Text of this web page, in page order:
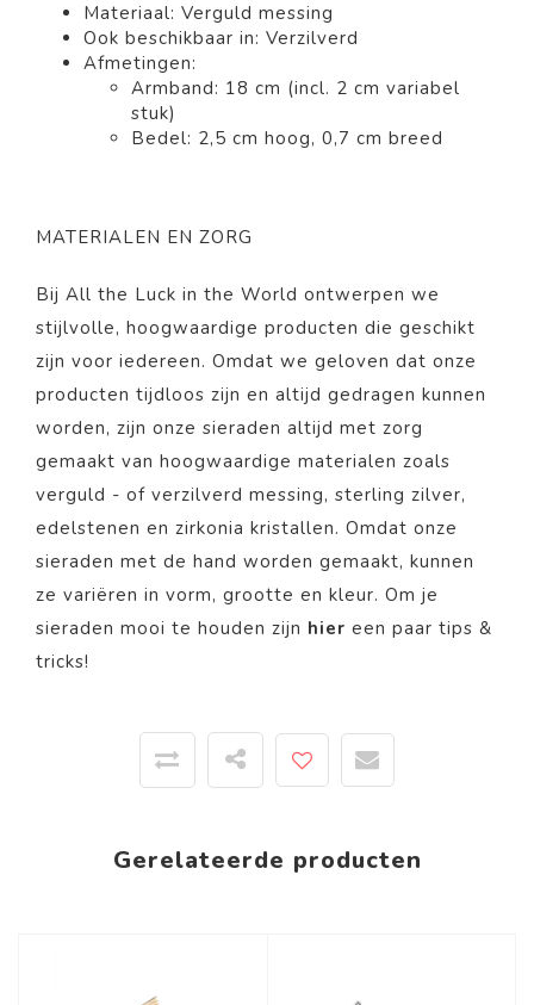
Materiaal: Verguld messing
Ook beschikbaar in: Verzilverd
Afmetingen:
Armband: 18 cm (incl. 2 cm variabel
stuk)
Bedel: 2,5 cm hoog, 0,7 cm breed
MATERIALEN EN ZORG
Bij All the Luck in the World ontwerpen we
stijlvolle, hoogwaardige producten die geschikt
zijn voor iedereen. Omdat we geloven dat onze
producten tijdloos zijn en altijd gedragen kunnen
worden, zijn onze sieraden altijd met zorg
gemaakt van hoogwaardige materialen zoals
verguld - of verzilverd messing, sterling zilver,
edelstenen en zirkonia kristallen. Omdat onze
sieraden met de hand worden gemaakt, kunnen
ze variëren in vorm, grootte en kleur. Om je
sieraden mooi te houden zijn hier een paar tips &
tricks!
Gerelateerde producten